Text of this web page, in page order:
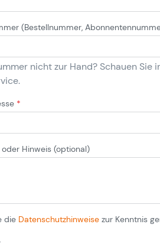
(Bestellnummer,
nicht zur Hand? Schauen
*
oder Hinweis(optional)
die Datenschutzhinweise zur Kenntnis